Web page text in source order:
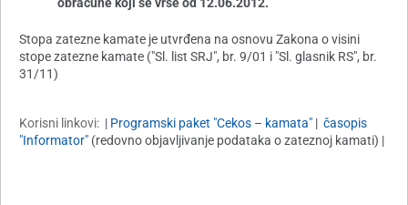
obračune koji se vrše od 12.06.2012.
Stopa zatezne kamate je utvrđena na osnovu Zakona o visini
stope zatezne kamate ("Sl. list SRJ", br. 9/01 i "Sl. glasnik RS", br.
31/11)
Korisni linkovi: | Programski paket "Cekos – kamata" | časopis
"Informator" (redovno objavljivanje podataka o zateznoj kamati) |